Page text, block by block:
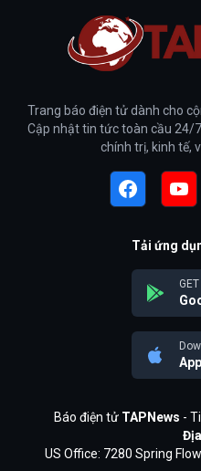
Trang báo điện tử dành cho
Cập nhật tin tức toàn cầu 24/
chính trị, kinh tế,
Tải ứng
Báo điện tử TAPNews -
US Office: 7280 Spring